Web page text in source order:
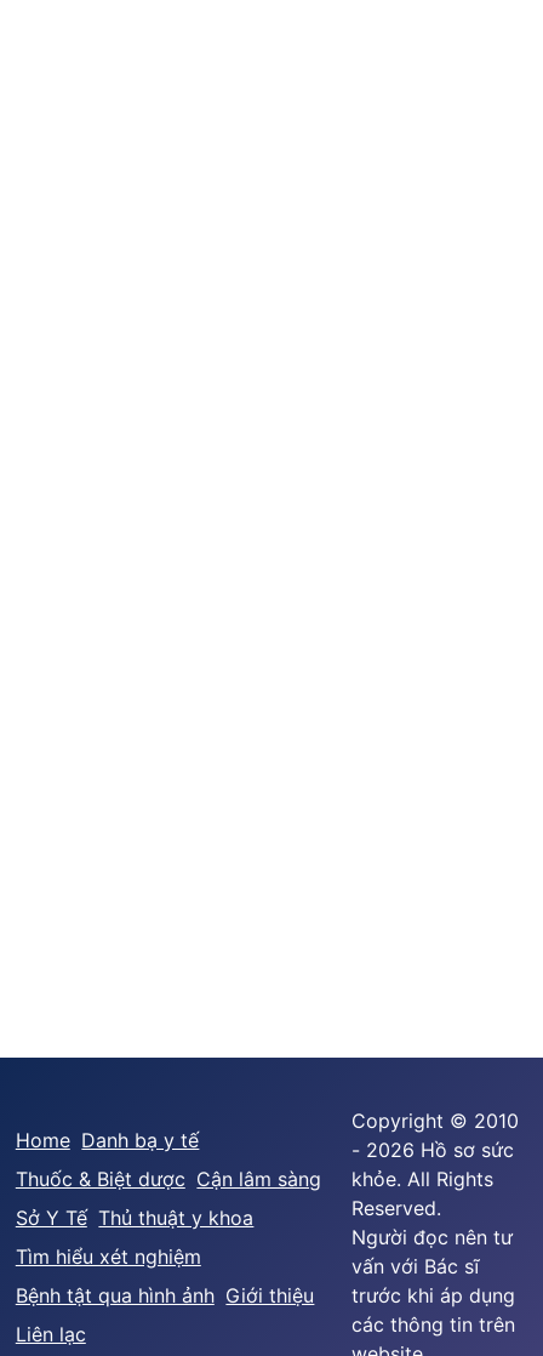
Home Danh bạ y tế
Thuốc & Biệt dược Cận lâm sàng
Sở Y Tế Thủ thuật y khoa
Tìm hiểu xét nghiệm
Bệnh tật qua hình ảnh Giới thiệu
Liên lạc
Copyright © 2010
- 2026 Hồ sơ sức
khỏe. All Rights
Reserved.
Người đọc nên tư
vấn với Bác sĩ
trước khi áp dụng
các thông tin trên